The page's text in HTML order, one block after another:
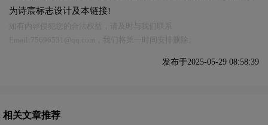
为诗宸标志设计及本链接!
发布于2025-05-29 08:58:39
相关文章推荐